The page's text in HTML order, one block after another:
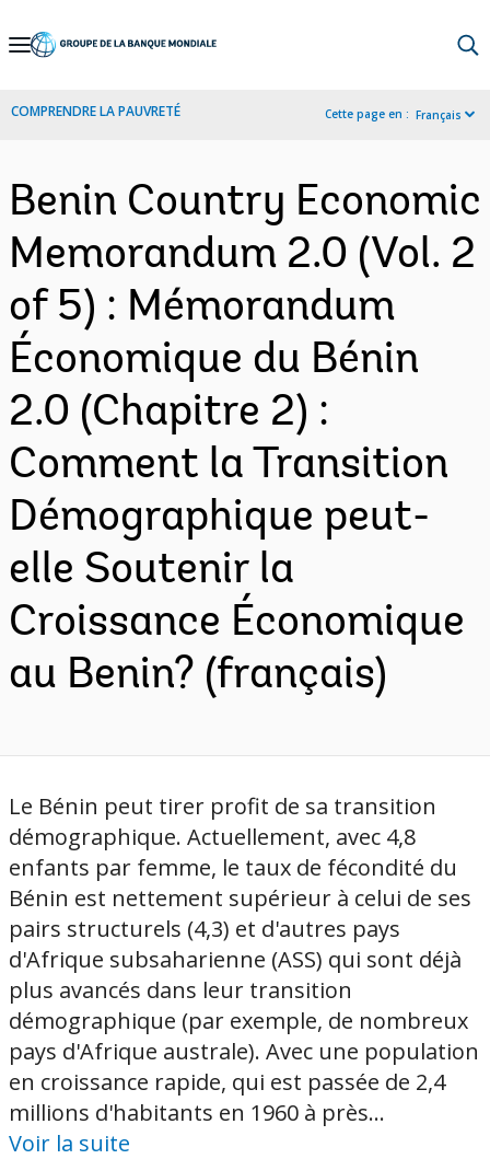
Skip
Navigation
COMPRENDRE LA PAUVRETÉ Cette page en : Français
Benin Country Economic
Memorandum 2.0 (Vol. 2
of 5) : Mémorandum
Économique du Bénin
2.0 (Chapitre 2) :
Comment la Transition
Démographique peut-
elle Soutenir la
Croissance Économique
au Benin? (français)
Le Bénin peut tirer profit de sa transition
démographique. Actuellement, avec 4,8
enfants par femme, le taux de fécondité du
Bénin est nettement supérieur à celui de ses
pairs structurels (4,3) et d'autres pays
d'Afrique subsaharienne (ASS) qui sont déjà
plus avancés dans leur transition
démographique (par exemple, de nombreux
pays d'Afrique australe). Avec une population
en croissance rapide, qui est passée de 2,4
millions d'habitants en 1960 à près...
Voir la suite